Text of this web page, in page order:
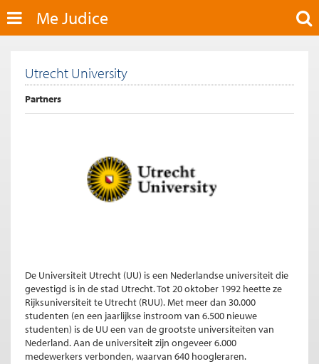
Me Judice
Utrecht University
Partners
De Universiteit Utrecht (UU) is een Nederlandse universiteit die
gevestigd is in de stad Utrecht. Tot 20 oktober 1992 heette ze
Rijksuniversiteit te Utrecht (RUU). Met meer dan 30.000
studenten (en een jaarlijkse instroom van 6.500 nieuwe
studenten) is de UU een van de grootste universiteiten van
Nederland. Aan de universiteit zijn ongeveer 6.000
medewerkers verbonden, waarvan 640 hoogleraren.